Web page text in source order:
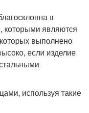
в
являются
выполнено
если изделие
используя такие